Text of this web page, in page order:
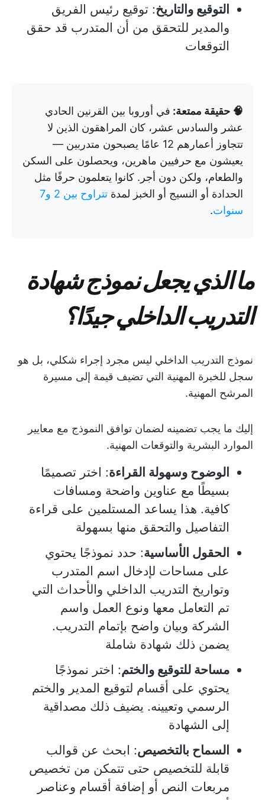
التوقيع والتاريخ: توقيع رئيس الفريق
والمدير للتحقق من أن المتدرب قد حقق
التوقعات
🧠 حقيقة ممتعة: في أوروبا بين القرنين الحادي
عشر والسادس عشر، كان المراهقون الذين لا
تتجاوز أعمارهم 12 عامًا يصبحون متدربين —
يعيشون مع حرفيين ماهرين، ويحصلون على السكن
والطعام، ولكن دون أجر. كانوا يتعلمون حرفًا مثل
الحدادة أو النسيج أو الخبز لمدة
تتراوح بين 2 و7
سنوات.
ما الذي يجعل نموذج شهادة
التدريب الداخلي جيدًا؟
نموذج التدريب الداخلي ليس مجرد إجراء شكلي، بل هو
سجل للخبرة المهنية التي تضيف قيمة إلى مسيرة
المرشح المهنية.
إليك ما يجب تضمينه لضمان توافق النموذج مع معايير
الموارد البشرية والتوقعات المهنية.
الوضوح وسهولة القراءة: اختر تصميمًا
بسيطًا مع عناوين واضحة ومسافات
كافية. هذا يساعد المستلمين على قراءة
التفاصيل والتحقق منها بسهولة
الحقول الأساسية: حدد نموذجًا يحتوي
على مساحات لإدخال اسم المتدرب
وتواريخ التدريب الداخلي والأحداث التي
تم التعامل معها ونوع العمل واسم
الشركة وبيان واضح بإتمام التدريب.
يضمن ذلك شهادة شاملة
مساحة للتوقيع والختم: اختر نموذجًا
يحتوي على أقسام لتوقيع المدير والختم
الرسمي وتعيينه. يضيف ذلك مصداقية
إلى الشهادة
السماح بالتخصيص: ابحث عن قوالب
قابلة للتخصيص حتى تتمكن من تخصيص
مربعات النص أو إضافة أقسام وعناصر